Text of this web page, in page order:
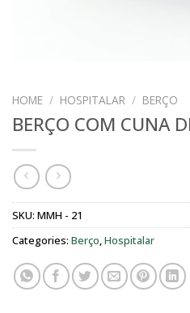
HOME / HOSPITALAR / BERÇO
BERÇO COM CUNA
SKU: MMH - 21
Categories: Berço,Hospitalar